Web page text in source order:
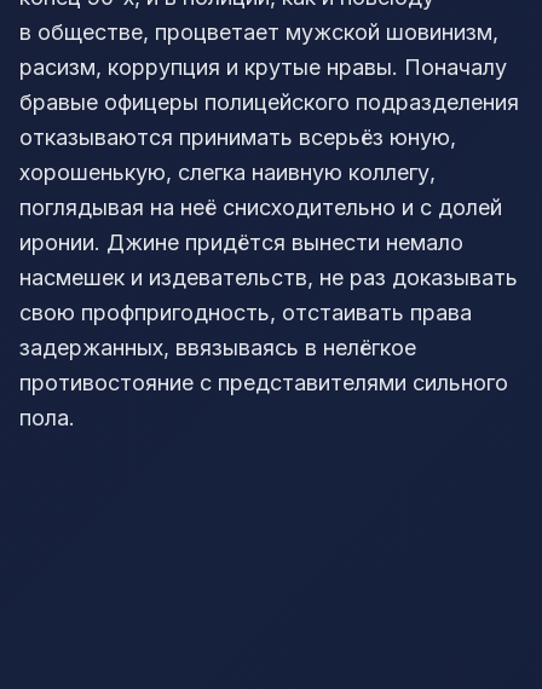
в обществе, процветает мужской шовинизм,
расизм, коррупция и крутые нравы. Поначалу
бравые офицеры полицейского подразделения
отказываются принимать всерьёз юную,
хорошенькую, слегка наивную коллегу,
поглядывая на неё снисходительно и с долей
иронии. Джине придётся вынести немало
насмешек и издевательств, не раз доказывать
свою профпригодность, отстаивать права
задержанных, ввязываясь в нелёгкое
противостояние с представителями сильного
пола.